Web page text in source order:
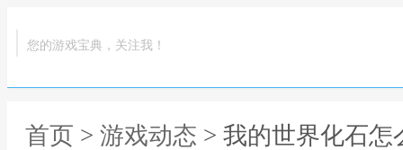
您的游戏宝典，关注我！
首页 > 游戏动态 > 我的世界化石